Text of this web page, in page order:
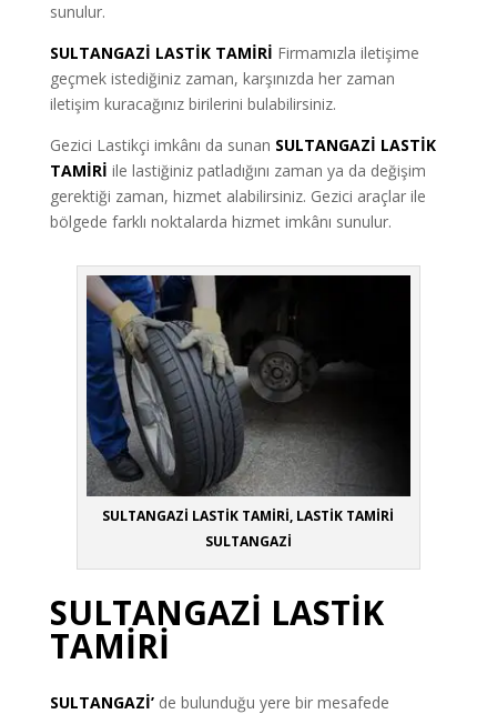
sunulur.
SULTANGAZİ LASTİK TAMİRİ Firmamızla iletişime
geçmek istediğiniz zaman, karşınızda her zaman
iletişim kuracağınız birilerini bulabilirsiniz.
Gezici Lastikçi imkânı da sunan SULTANGAZİ LASTİK
TAMİRİ ile lastiğiniz patladığını zaman ya da değişim
gerektiği zaman, hizmet alabilirsiniz. Gezici araçlar ile
bölgede farklı noktalarda hizmet imkânı sunulur.
SULTANGAZİ LASTİK TAMİRİ, LASTİK TAMİRİ
SULTANGAZİ
SULTANGAZİ LASTİK
TAMİRİ
SULTANGAZİ’ de bulunduğu yere bir mesafede